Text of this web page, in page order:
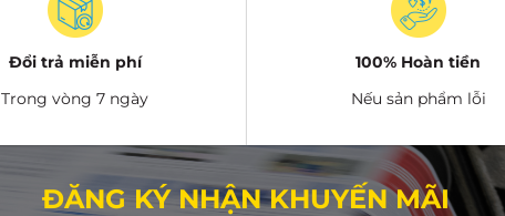
Đổi trả miễn phí
Trong vòng 7 ngày
100% Hoàn tiền
Nếu sản phẩm lỗi
ĐĂNG KÝ NHẬN KHUYẾN MÃI